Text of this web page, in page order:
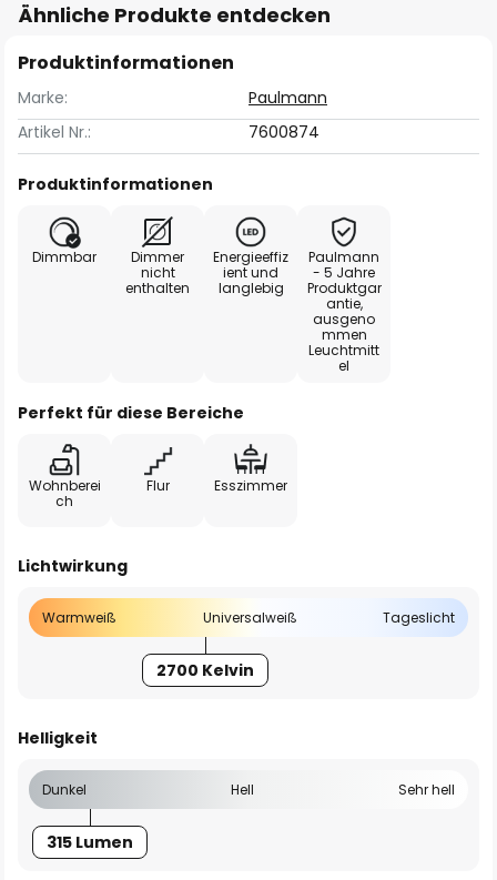
Ähnliche Produkte entdecken
Produktinformationen
Marke:
Paulmann
Artikel Nr.:
7600874
Produktinformationen
Dimmbar
Dimmer
nicht
enthalten
Energieeffiz
ient und
langlebig
Paulmann
- 5 Jahre
Produktgar
antie,
ausgeno
mmen
Leuchtmitt
el
Perfekt für diese Bereiche
Wohnberei
ch
Flur Esszimmer
Lichtwirkung
Warmweiß Universalweiß Tageslicht
2700 Kelvin
Helligkeit
Dunkel Hell Sehr hell
315 Lumen